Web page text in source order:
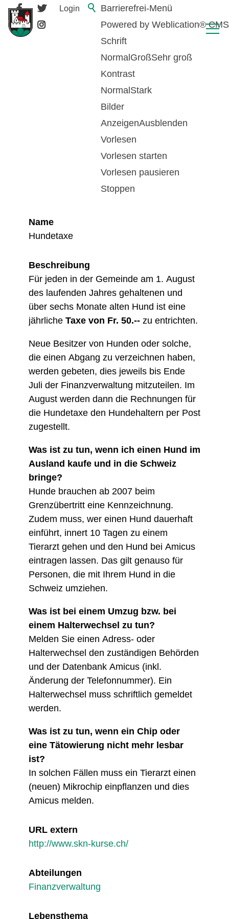
Barrierefrei-Menü
Powered by Weblication® CMS
Schrift
Normal GroßSehr groß
Kontrast
Normal Stark
Bilder
AnzeigenAusblenden
Vorlesen
Vorlesen starten
Vorlesen pausieren
Stoppen
Login
Hundetaxe
Name
Hundetaxe
Beschreibung
Für jeden in der Gemeinde am 1. August
des laufenden Jahres gehaltenen und
über sechs Monate alten Hund ist eine
jährliche Taxe von Fr. 50.-- zu entrichten.
Neue Besitzer von Hunden oder solche,
die einen Abgang zu verzeichnen haben,
werden gebeten, dies jeweils bis Ende
Juli der Finanzverwaltung mitzuteilen. Im
August werden dann die Rechnungen für
die Hundetaxe den Hundehaltern per Post
zugestellt.
Was ist zu tun, wenn ich einen Hund im
Ausland kaufe und in die Schweiz
bringe?
Hunde brauchen ab 2007 beim
Grenzübertritt eine Kennzeichnung.
Zudem muss, wer einen Hund dauerhaft
einführt, innert 10 Tagen zu einem
Tierarzt gehen und den Hund bei Amicus
eintragen lassen. Das gilt genauso für
Personen, die mit Ihrem Hund in die
Schweiz umziehen.
Was ist bei einem Umzug bzw. bei
einem Halterwechsel zu tun?
Melden Sie einen Adress- oder
Halterwechsel den zuständigen Behörden
und der Datenbank Amicus (inkl.
Änderung der Telefonnummer). Ein
Halterwechsel muss schriftlich gemeldet
werden.
Was ist zu tun, wenn ein Chip oder
eine Tätowierung nicht mehr lesbar
ist?
In solchen Fällen muss ein Tierarzt einen
(neuen) Mikrochip einpflanzen und dies
Amicus melden.
URL extern
http://www.skn-kurse.ch/
Abteilungen
Finanzverwaltung
Lebensthema